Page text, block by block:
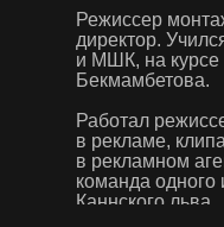
Режиссер
директор.
и МШК, на курсе
Бекмамбетова.
Работал
в рекламе,
в рекламном
команда одного
Каннского льва